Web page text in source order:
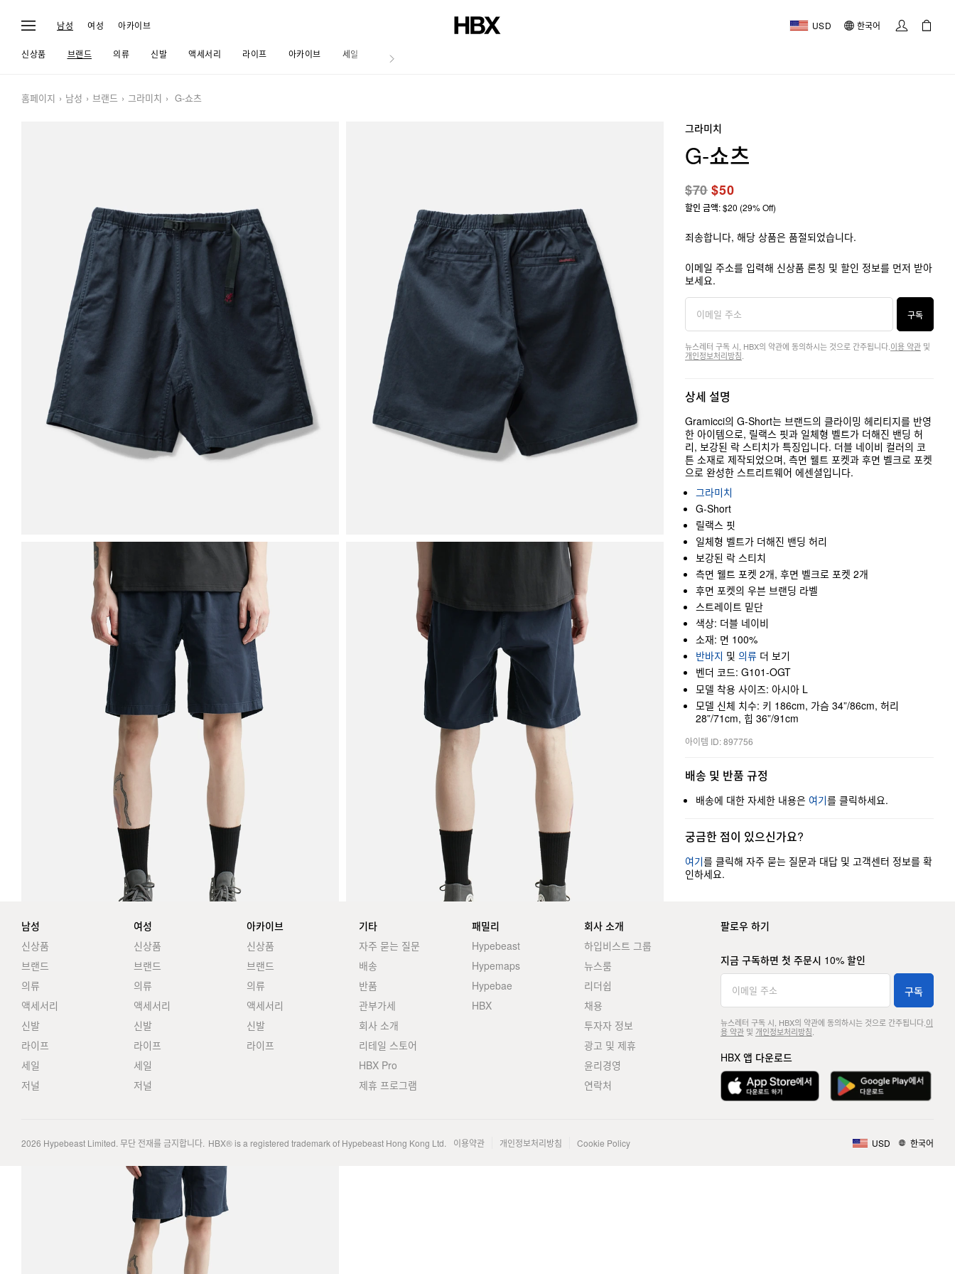
남성 여성 아카이브 USD 한국어
신상품 브랜드 의류 신발 액세서리 라이프 아카이브 세일 저널
홈페이지 남성 브랜드 그라미치 G-쇼츠
그라미치
G-쇼츠
$70$50
할인 금액: $20 (29% Off)
죄송합니다, 해당 상품은 품절되었습니다.
이메일 주소를 입력해 신상품 론칭 및 할인 정보를 먼저 받아
보세요.
구독
뉴스레터 구독 시, HBX의 약관에 동의하시는 것으로 간주됩니다. 이용 약관 및
개인정보처리방침
상세 설명
Gramicci의 G-Short는 브랜드의 클라이밍 헤리티지를 반영
한 아이템으로, 릴랙스 핏과 일체형 벨트가 더해진 밴딩 허
리, 보강된 락 스티치가 특징입니다. 더블 네이비 컬러의 코
튼 소재로 제작되었으며, 측면 웰트 포켓과 후면 벨크로 포켓
으로 완성한 스트리트웨어 에센셜입니다.
그라미치
G-Short
릴랙스 핏
일체형 벨트가 더해진 밴딩 허리
보강된 락 스티치
측면 웰트 포켓 2개, 후면 벨크로 포켓 2개
후면 포켓의 우븐 브랜딩 라벨
스트레이트 밑단
색상: 더블 네이비
소재: 면 100%
반바지 및 의류 더 보기
벤더 코드: G101-OGT
모델 착용 사이즈: 아시아 L
모델 신체 치수: 키 186cm, 가슴 34”/86cm, 허리
28”/71cm, 힙 36”/91cm
아이템 ID: 897756
배송 및 반품 규정
배송에 대한 자세한 내용은 여기를 클릭하세요.
궁금한 점이 있으신가요?
여기를 클릭해 자주 묻는 질문과 대답 및 고객센터 정보를 확
인하세요.
남성
신상품
브랜드
의류
액세서리
신발
라이프
세일
저널
여성
신상품
브랜드
의류
액세서리
신발
라이프
세일
저널
아카이브
신상품
브랜드
의류
액세서리
신발
라이프
기타
자주 묻는 질문
배송
반품
관부가세
회사 소개
리테일 스토어
HBX Pro
제휴 프로그램
패밀리
Hypebeast
Hypemaps
Hypebae
HBX
회사 소개
하입비스트 그룹
뉴스룸
리더쉽
채용
투자자 정보
광고 및 제휴
윤리경영
연락처
팔로우 하기
지금 구독하면 첫 주문시 10% 할인
구독
뉴스레터 구독 시, HBX의 약관에 동의하시는 것으로 간주됩니다. 이
용 약관및 개인정보처리방침
HBX 앱 다운로드
2026 Hypebeast Limited. 무단 전재를 금지합니다. HBX® is a registered trademark of Hypebeast Hong Kong Ltd. 이용약관 개인정보처리방침 Cookie Policy USD 한국어